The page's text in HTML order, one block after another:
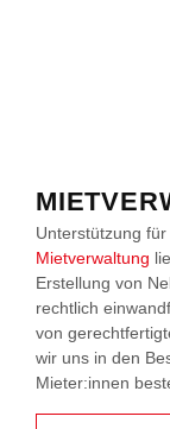
Unterstützung
Mietverwaltung
Erstellung von
rechtlich
von
wir uns in den
Mieter:innen